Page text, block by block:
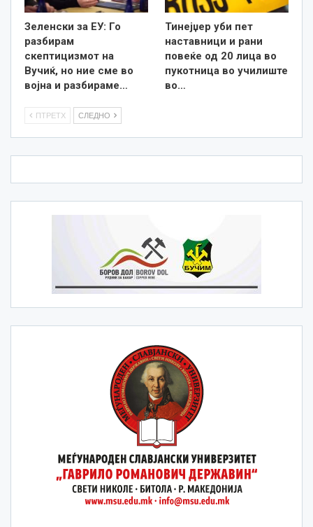
Зеленски за ЕУ: Го
разбирам
скептицизмот на
Вучиќ, но ние сме во
војна и разбираме…
Тинејџер уби пет
наставници и рани
повеќе од 20 лица во
пукотница во училиште
во…
ПТРЕТХ СЛЕДНО